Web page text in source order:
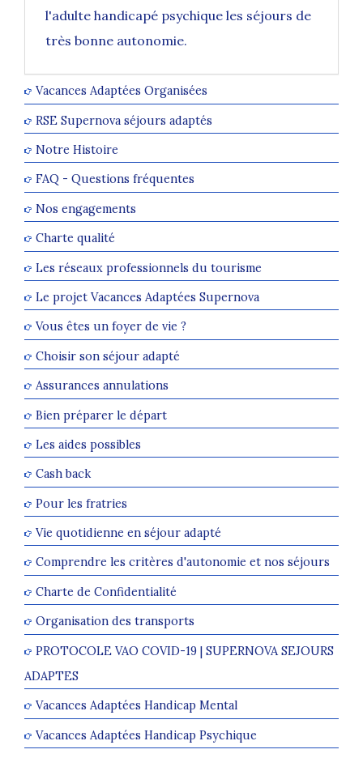
l'adulte handicapé psychique les séjours de
très bonne autonomie.
Vacances Adaptées Organisées
RSE Supernova séjours adaptés
Notre Histoire
FAQ - Questions fréquentes
Nos engagements
Charte qualité
Les réseaux professionnels du tourisme
Le projet Vacances Adaptées Supernova
Vous êtes un foyer de vie ?
Choisir son séjour adapté
Assurances annulations
Bien préparer le départ
Les aides possibles
Cash back
Pour les fratries
Vie quotidienne en séjour adapté
Comprendre les critères d'autonomie et nos séjours
Charte de Confidentialité
Organisation des transports
PROTOCOLE VAO COVID-19 | SUPERNOVA SEJOURS
ADAPTES
Vacances Adaptées Handicap Mental
Vacances Adaptées Handicap Psychique